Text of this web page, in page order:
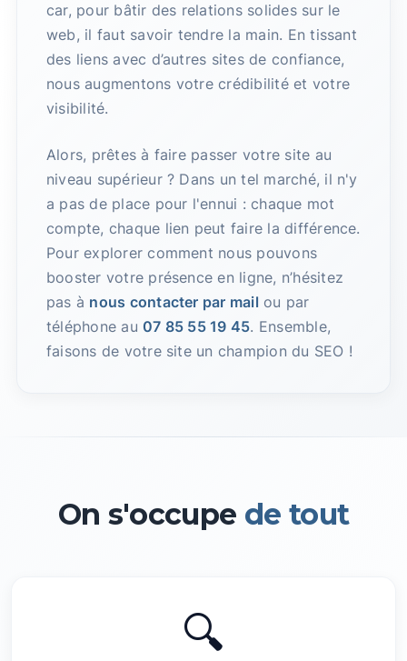
car, pour bâtir des relations solides sur le
web, il faut savoir tendre la main. En tissant
des liens avec d’autres sites de confiance,
nous augmentons votre crédibilité et votre
visibilité.
Alors, prêtes à faire passer votre site au
niveau supérieur ? Dans un tel marché, il n'y
a pas de place pour l'ennui : chaque mot
compte, chaque lien peut faire la différence.
Pour explorer comment nous pouvons
booster votre présence en ligne, n’hésitez
pas à nous contacter par mail ou par
téléphone au 07 85 55 19 45. Ensemble,
faisons de votre site un champion du SEO !
On s'occupe de tout
🔍